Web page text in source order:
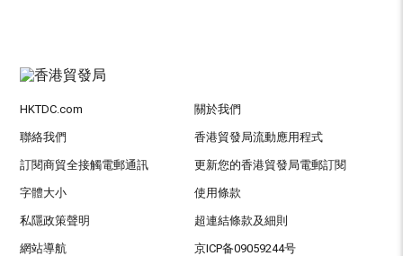
HKTDC.com 關於我們
聯絡我們 香港貿發局流動應用程式
訂閱商貿全接觸電郵通訊 更新您的香港貿發局電郵訂閱
字體大小 使用條款
私隱政策聲明 超連結條款及細則
網站導航 京ICP备09059244号